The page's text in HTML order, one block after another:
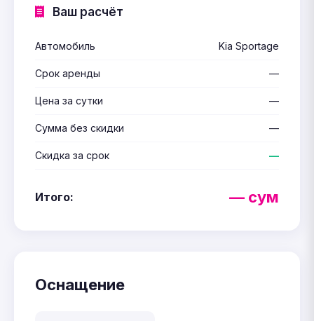
Ваш расчёт
Автомобиль Kia Sportage
Срок аренды —
Цена за сутки —
Сумма без скидки —
Скидка за срок —
Итого: — сум
Оснащение